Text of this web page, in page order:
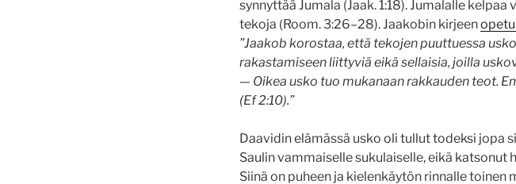
synnyttää Jumala (Jaak. 1:18). Jumalalle
tekoja (Room. 3:26–28). Jaakobin kirjeen
”Jaakob korostaa, että tekojen puuttuessa
rakastamiseen liittyviä eikä sellaisia, joilla
— Oikea usko tuo mukanaan rakkauden teot.
(Ef 2:10).”
Daavidin elämässä usko oli tullut todeksi jopa
Saulin vammaiselle sukulaiselle, eikä katsonut
Siinä on puheen ja kielenkäytön rinnalle